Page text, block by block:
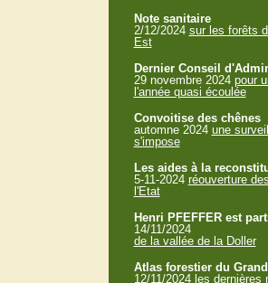
Note sanitaire
2/12/2024 sur les forêts
Est
Dernier Conseil
29 novembre 2024 pour
l'année quasi écoulée
Convoitise des chênes
automne 2024 une
s'impose
Les aides à la
5-11-2024 réouverture
l'Etat
Henri PFEFFER est
14/11/2024
de la vallée de la Doller
Atlas forestier du
12/11/2024 les dernières